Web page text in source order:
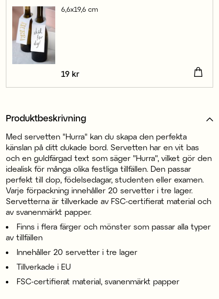
6,6x19,6 cm
Pris:
19 kr
Produktbeskrivning
Med servetten "Hurra" kan du skapa den perfekta
känslan på ditt dukade bord. Servetten har en vit bas
och en guldfärgad text som säger "Hurra", vilket gör den
idealisk för många olika festliga tillfällen. Den passar
perfekt till dop, födelsedagar, studenten eller examen.
Varje förpackning innehåller 20 servetter i tre lager.
Servetterna är tillverkade av FSC-certifierat material och
av svanenmärkt papper.
Finns i flera färger och mönster som passar alla typer
av tillfällen
Innehåller 20 servetter i tre lager
Tillverkade i EU
FSC-certifierat material, svanenmärkt papper